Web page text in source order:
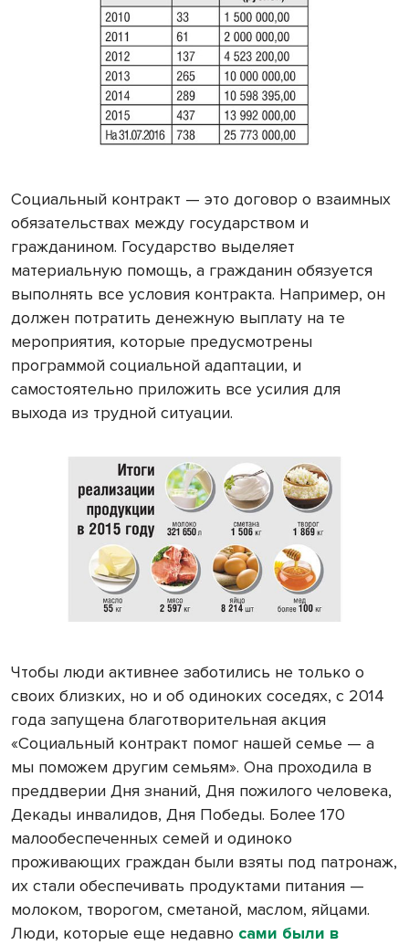
Социальный контракт — это договор о взаимных
обязательствах между государством и
гражданином. Государство выделяет
материальную помощь, а гражданин обязуется
выполнять все условия контракта. Например, он
должен потратить денежную выплату на те
мероприятия, которые предусмотрены
программой социальной адаптации, и
самостоятельно приложить все усилия для
выхода из трудной ситуации.
Чтобы люди активнее заботились не только о
своих близких, но и об одиноких соседях, с 2014
года запущена благотворительная акция
«Социальный контракт помог нашей семье — а
мы поможем другим семьям». Она проходила в
преддверии Дня знаний, Дня пожилого человека,
Декады инвалидов, Дня Победы. Более 170
малообеспеченных семей и одиноко
проживающих граждан были взяты под патронаж,
их стали обеспечивать продуктами питания —
молоком, творогом, сметаной, маслом, яйцами.
Люди, которые еще недавно сами были в